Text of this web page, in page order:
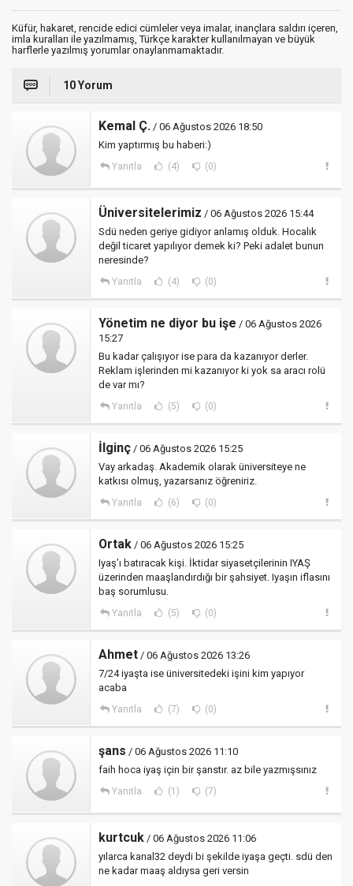
Küfür, hakaret, rencide edici cümleler veya imalar, inançlara saldırı içeren,
imla kuralları ile yazılmamış, Türkçe karakter kullanılmayan ve büyük
harflerle yazılmış yorumlar onaylanmamaktadır.
10 Yorum
Kemal Ç. / 06 Ağustos 2026 18:50
Kim yaptırmış bu haberi:)
Yanıtla (4) (0)
Üniversitelerimiz / 06 Ağustos 2026 15:44
Sdü neden geriye gidiyor anlamış olduk. Hocalık
değil ticaret yapılıyor demek ki? Peki adalet bunun
neresinde?
Yanıtla (4) (0)
Yönetim ne diyor bu işe / 06 Ağustos 2026
15:27
Bu kadar çalışıyor ise para da kazanıyor derler.
Reklam işlerinden mi kazanıyor ki yok sa aracı rolü
de var mı?
Yanıtla (5) (0)
İlginç / 06 Ağustos 2026 15:25
Vay arkadaş. Akademik olarak üniversiteye ne
katkısı olmuş, yazarsanız öğreniriz.
Yanıtla (6) (0)
Ortak / 06 Ağustos 2026 15:25
Iyaş’ı batıracak kişi. İktidar siyasetçilerinin IYAŞ
üzerinden maaşlandırdığı bir şahsiyet. Iyaşın iflasını
baş sorumlusu.
Yanıtla (5) (0)
Ahmet / 06 Ağustos 2026 13:26
7/24 iyaşta ise üniversitedeki işini kim yapıyor
acaba
Yanıtla (7) (0)
şans / 06 Ağustos 2026 11:10
faih hoca iyaş için bir şanstır. az bile yazmışsınız
Yanıtla (1) (7)
kurtcuk / 06 Ağustos 2026 11:06
yılarca kanal32 deydi bi şekilde iyaşa geçti. sdü den
ne kadar maaş aldıysa geri versin